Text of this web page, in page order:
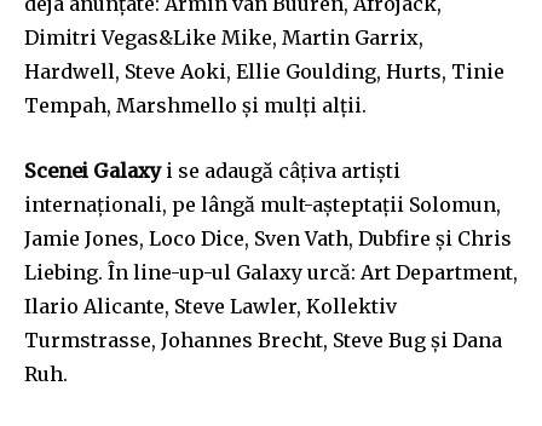
Dimitri Vegas&Like Mike, Martin Garrix,
Hardwell, Steve Aoki, Ellie Goulding, Hurts, Tinie
Tempah, Marshmello și mulți alții.
Scenei Galaxy i se adaugă câțiva artiști
internaționali, pe lângă mult-așteptații Solomun,
Jamie Jones, Loco Dice, Sven Vath, Dubfire și Chris
Liebing. În line-up-ul Galaxy urcă: Art Department,
Ilario Alicante, Steve Lawler, Kollektiv
Turmstrasse, Johannes Brecht, Steve Bug și Dana
Ruh.